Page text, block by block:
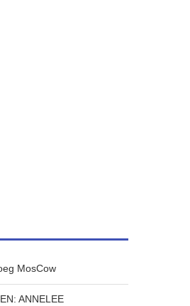
MosCow
ANNELEE